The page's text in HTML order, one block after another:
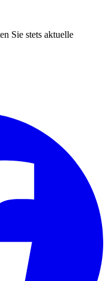
Sie stets aktuelle